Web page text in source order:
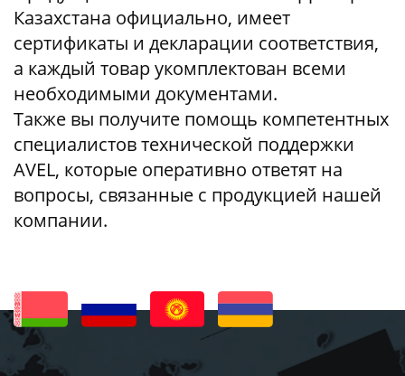
Казахстана официально, имеет
сертификаты и декларации соответствия,
а каждый товар укомплектован всеми
необходимыми документами.
Также вы получите помощь компетентных
специалистов технической поддержки
AVEL, которые оперативно ответят на
вопросы, связанные с продукцией нашей
компании.